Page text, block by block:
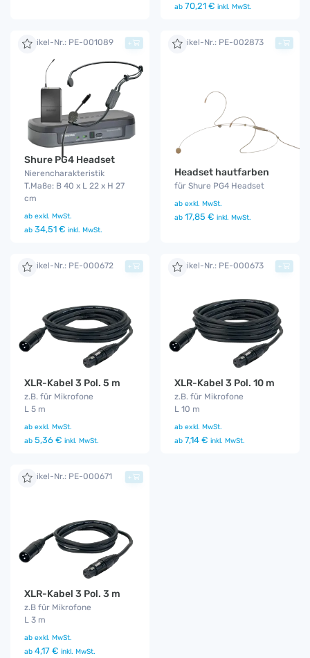
ab 70,21 € inkl. MwSt.
Artikel-Nr.: PE-001089
Shure PG4 Headset
Nierencharakteristik
T.Maße: B 40 x L 22 x H 27
cm
ab exkl. MwSt.
ab 34,51 € inkl. MwSt.
+ Artikel-Nr.: PE-002873
Headset hautfarben
für Shure PG4 Headset
ab exkl. MwSt.
ab 17,85 € inkl. MwSt.
+
Artikel-Nr.: PE-000672
XLR-Kabel 3 Pol. 5 m
z.B. für Mikrofone
L 5 m
ab exkl. MwSt.
ab 5,36 € inkl. MwSt.
+ Artikel-Nr.: PE-000673
XLR-Kabel 3 Pol. 10 m
z.B. für Mikrofone
L 10 m
ab exkl. MwSt.
ab 7,14 € inkl. MwSt.
+
Artikel-Nr.: PE-000671
XLR-Kabel 3 Pol. 3 m
z.B für Mikrofone
L 3 m
ab exkl. MwSt.
ab 4,17 € inkl. MwSt.
+